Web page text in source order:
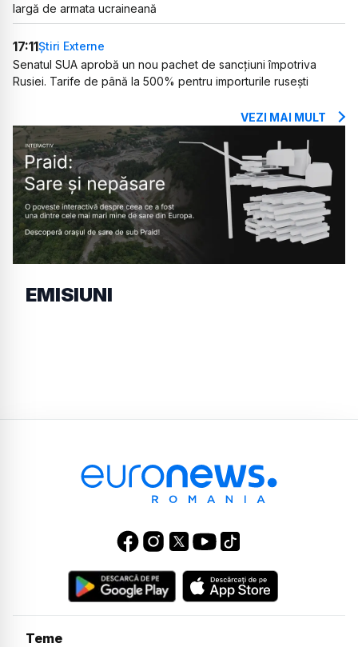
largă de armata ucraineană
17:11Știri Externe
Senatul SUA aprobă un nou pachet de sancțiuni împotriva
Rusiei. Tarife de până la 500% pentru importurile rusești
VEZI MAI MULT
EMISIUNI
Teme